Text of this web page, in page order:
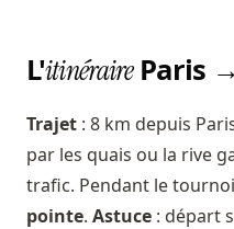
L'itinéraireParis
Trajet : 8 km depuis
par les quais ou la rive
trafic. Pendant le
pointe. Astuce : départ